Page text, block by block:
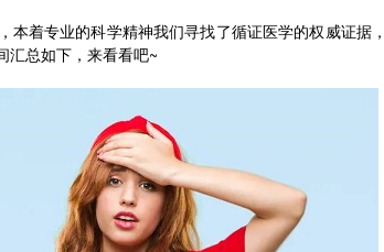
着专业的科学精神我们寻找了循证医学的权威证据，
汇总如下，来看看吧~